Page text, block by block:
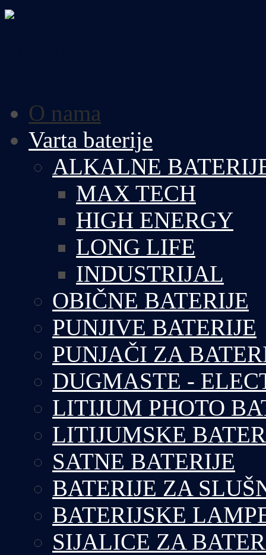
O nama
Varta baterije
ALKALNE
MAX TECH
HIGH ENERGY
LONG LIFE
INDUSTRIJAL
OBIČNE BATERIJE
PUNJIVE BATERIJE
PUNJAČI ZA
DUGMASTE -
LITIJUM PHOTO
LITIJUMSKE
SATNE BATERIJE
BATERIJE ZA
BATERIJSKE
SIJALICE ZA